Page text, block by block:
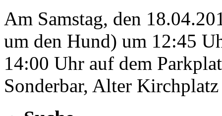
Am Samstag, den
um den Hund) um 12:45
14:00 Uhr auf dem
Sonderbar, Alter